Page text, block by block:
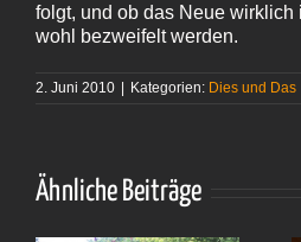
folgt, und ob das Neue wirklich
wohl bezweifelt werden.
2. Juni 2010 | Kategorien: Dies und Das
Ähnliche Beiträge